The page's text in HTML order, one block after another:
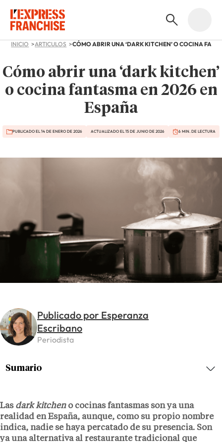
INICIO ARTICULOS
Cómo abrir una ‘dark kitchen’
o cocina fantasma en 2026 en
España
PUBLICADO EL 14 DE ENERO DE 2026 ACTUALIZADO EL 15 DE JUNIO DE 2026 6 MIN. DE LECTURA
Publicado por Esperanza
Escribano
Periodista
Las dark kitchen o cocinas fantasmas son ya una
realidad en España, aunque, como su propio nombre
indica, nadie se haya percatado de su presencia. Son
ya una alternativa al restaurante tradicional que
Sumario